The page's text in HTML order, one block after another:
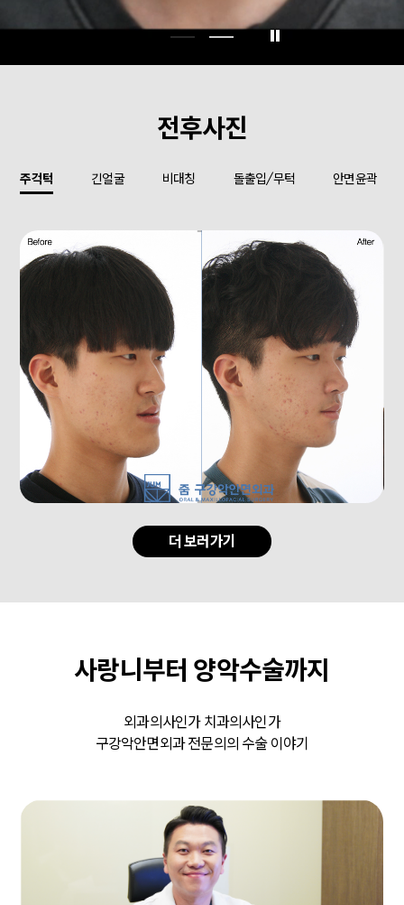
전후사진
주걱턱 긴얼굴 비대칭 돌출입/무턱 안면윤곽
더 보러가기
사랑니부터 양악수술까지
외과의사인가 치과의사인가
구강악안면외과 전문의의 수술 이야기